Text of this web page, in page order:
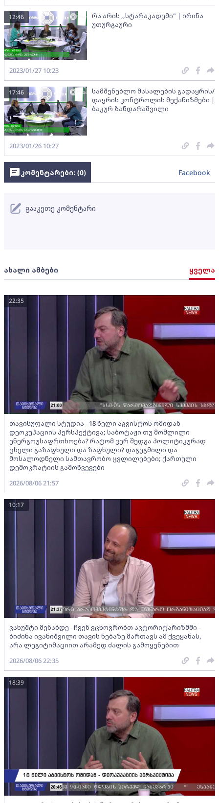
რა არის ,,სტარაკადემი" | ირინა
უთურგაური
12:46
2023/01/27 10:23
სამშენებლო მასალების გადაყრის/
დაყრის კონტროლის მექანიზმები |
ბაკურ ზანდარაშვილი
17:46
2023/01/26 10:27
ახალი ამბები ყველა
თავისუფალი სტუდია - 18 წელი აგვისტოს ომიდან -
დეოკუპაციის პერსპექტივა; საბოტაჟი თუ მოშლილი
ენერგოუსაფრთხოება? რატომ ვერ შედგა პოლიტიკურად
ცხელი გაზაფხული და ზაფხული? დაგეგმილი და
მოსალოდნელი სამთავრობო ცვლილებები; ქართული
დემოკრატიის გამოწვევები
22:35
2026/08/06 21:57
ვახუშტი მენაბდე - ჩვენ ვცხოვრობთ ავტორიტარიზმში -
ბიძინა ივანიშვილი თავის ნებაზე მართავს ამ ქვეყანას,
არა ლეგიტიმაციით არამედ ძალის გამოყენებით
10:17
2026/08/06 22:35
18:39
კომენტარები: (0) Facebook
გააკეთე კომენტარი